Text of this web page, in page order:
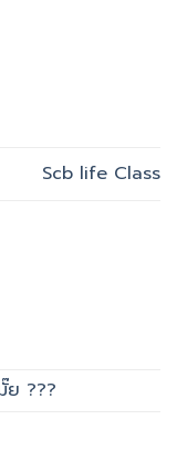
Scb life Class
ย ???